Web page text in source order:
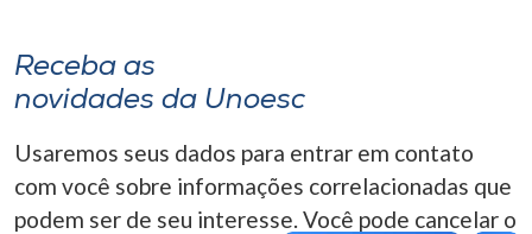
A+
Receba as
novidades da Unoesc
Usaremos seus dados para entrar em contato
com você sobre informações correlacionadas que
podem ser de seu interesse. Você pode cancelar o